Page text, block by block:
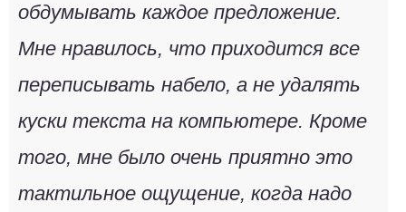
обдумывать каждое предложение.
Мне нравилось, что приходится все
переписывать набело, а не удалять
куски текста на компьютере. Кроме
того, мне было очень приятно это
тактильное ощущение, когда надо